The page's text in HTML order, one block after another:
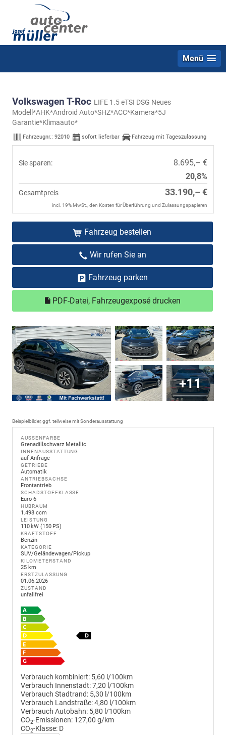
Menü
Volkswagen T-Roc LIFE 1.5 eTSI DSG Neues
Modell*AHK*Android Auto*SHZ*ACC*Kamera*5J
Garantie*Klimaauto*
Fahrzeugnr.: 92010 sofort lieferbar Fahrzeug mit Tageszulassung
Sie sparen:
8.695,– €
20,8%
Gesamtpreis 33.190,– €
incl. 19% MwSt., den Kosten für Überführung und Zulassungspapieren
Fahrzeug bestellen
Wir rufen Sie an
Fahrzeug parken
PDF-Datei, Fahrzeugexposé drucken
+11
Beispielbilder, ggf. teilweise mit Sonderausstattung
AUSSENFARBE
Grenadillschwarz Metallic
INNENAUSSTATTUNG
auf Anfrage
GETRIEBE
Automatik
ANTRIEBSACHSE
Frontantrieb
SCHADSTOFFKLASSE
Euro 6
HUBRAUM
1.498 ccm
LEISTUNG
110 kW (150 PS)
KRAFTSTOFF
Benzin
KATEGORIE
SUV/Geländewagen/Pickup
KILOMETERSTAND
25 km
ERSTZULASSUNG
01.06.2026
ZUSTAND
unfallfrei
Verbrauch kombiniert: 5,60 l/100km
Verbrauch Innenstadt:7,20 l/100km
Verbrauch Stadtrand: 5,30 l/100km
Verbrauch Landstraße:4,80 l/100km
Verbrauch Autobahn: 5,80 l/100km
CO2-Emissionen: 127,00 g/km
CO2-Klasse: D